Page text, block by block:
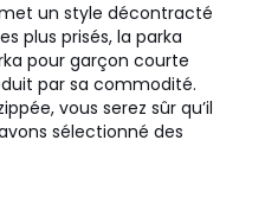
un style décontracté
plus prisés, la parka
pour garçon courte
par sa commodité.
vous serez sûr qu’il
sélectionné des